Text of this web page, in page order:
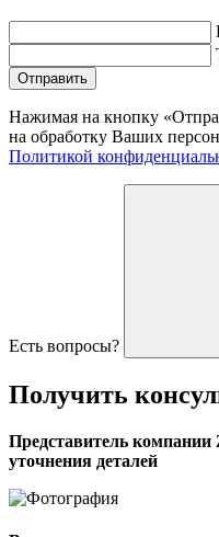
Отправить
Нажимая на кнопку
на обработку Ваших
Политикой
Есть вопросы?
Получить
Представитель
уточнения деталей